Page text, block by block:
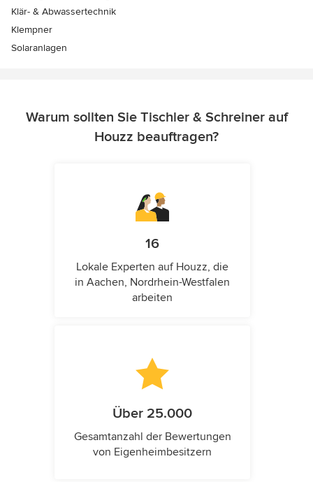
Klär- & Abwassertechnik
Klempner
Solaranlagen
Warum sollten Sie Tischler & Schreiner auf
Houzz beauftragen?
16
Lokale Experten auf Houzz, die
in Aachen, Nordrhein-Westfalen
arbeiten
Über 25.000
Gesamtanzahl der Bewertungen
von Eigenheimbesitzern